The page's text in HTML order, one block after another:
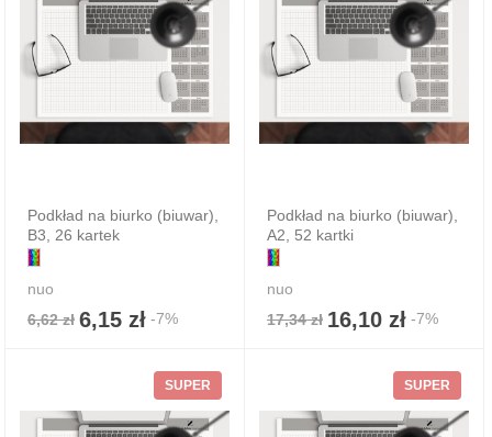
Podkład na biurko (biuwar),
B3, 26 kartek
nuo
6,62 zł 6,15 zł -7%
Podkład na biurko (biuwar),
A2, 52 kartki
nuo
17,34 zł 16,10 zł -7%
SUPER SUPER